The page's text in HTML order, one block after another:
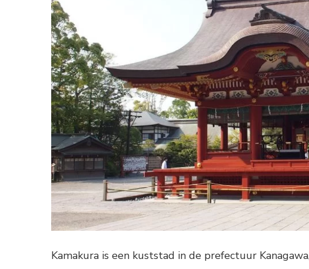
Kamakura is een kuststad in de prefectuur